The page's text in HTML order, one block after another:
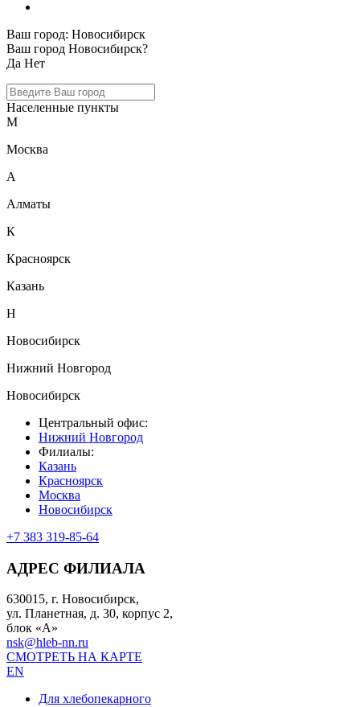
Ваш город: Новосибирск
Ваш город Новосибирск?
Да Нет
Населенные пункты
М
Москва
А
Алматы
К
Красноярск
Казань
Н
Новосибирск
Нижний Новгород
Новосибирск
Центральный офис:
Нижний Новгород
Филиалы:
Казань
Красноярск
Москва
Новосибирск
+7 383 319-85-64
АДРЕС ФИЛИАЛА
630015, г. Новосибирск,
ул. Планетная, д. 30, корпус 2,
блок «А»
nsk@hleb-nn.ru
СМОТРЕТЬ НА КАРТЕ
EN
Для хлебопекарного